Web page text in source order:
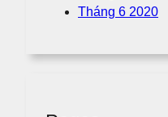
Tháng 6 2020